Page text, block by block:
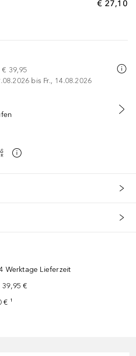
€ 27,10
€ 39,95
bis Fr., 14.08.2026
WARENKORB
Werktage Lieferzeit
€
€ ¹